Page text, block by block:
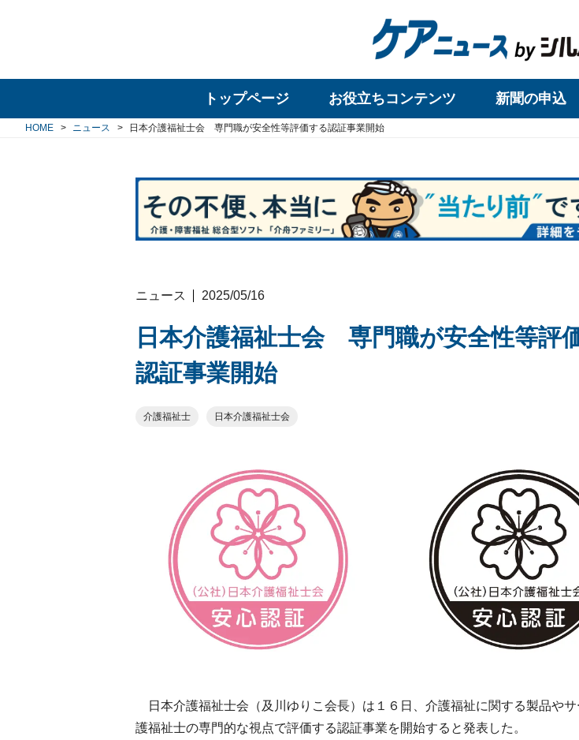
トップページ お役立ちコンテンツ 新聞の申込
HOME ニュース 日本介護福祉士会 専門職が安全性等評価する認証事業開始
ニュース 2025/05/16
日本介護福祉士会 専門職が安全性等評
認証事業開始
介護福祉士 日本介護福祉士会
日本介護福祉士会（及川ゆりこ会長）は１６日、介護福祉に関する製品やサ
護福祉士の専門的な視点で評価する認証事業を開始すると発表した。